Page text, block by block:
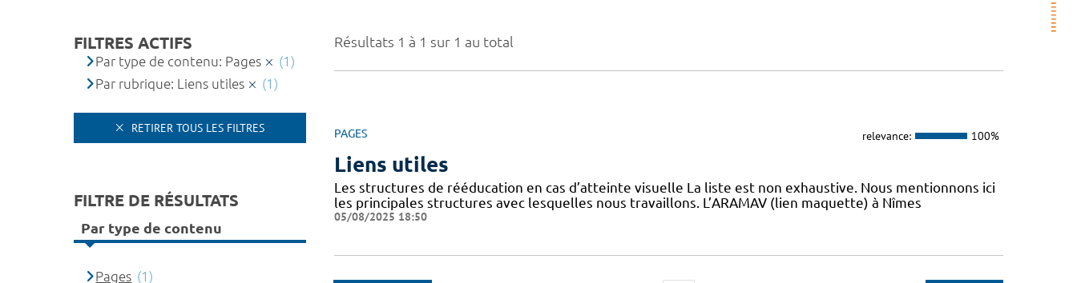
Résultats 1 à 1 sur 1 au total
PAGES relevance: 100%
Liens utiles
Les structures de rééducation en cas d’atteinte visuelle La liste est non exhaustive. Nous mentionnons ici
les principales structures avec lesquelles nous travaillons. L’ARAMAV (lien maquette) à Nîmes
05/08/2025 18:50
FILTRES ACTIFS
Par type de contenu: Pages
(1)
Par rubrique: Liens utiles
(1)
RETIRER TOUS LES FILTRES
FILTRE DE RÉSULTATS
Par type de contenu
Pages (1)